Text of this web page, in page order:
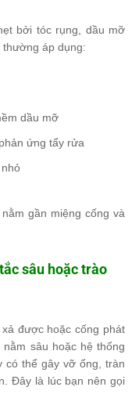
bởi tóc rụng, dầu mỡ
áp dụng:
dầu mỡ
ứng tẩy rửa
gần miệng cống và
sâu hoặc trào
được hoặc cống phát
nằm sâu hoặc hệ thống
có thể gây vỡ ống, tràn
Đây là lúc bạn nên gọi